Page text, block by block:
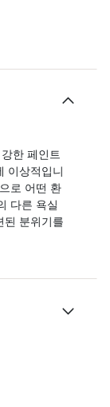
한 페인트
이상적입니
로 어떤 환
다른 욕실
된 분위기를